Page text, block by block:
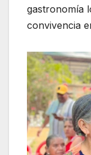
gastronomía
convivencia